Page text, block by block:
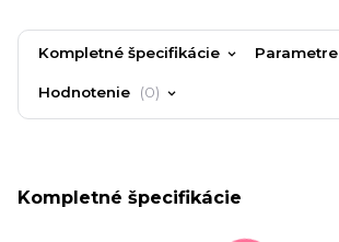
Kompletné špecifikácie Parametre
Hodnotenie 0
Kompletné špecifikácie